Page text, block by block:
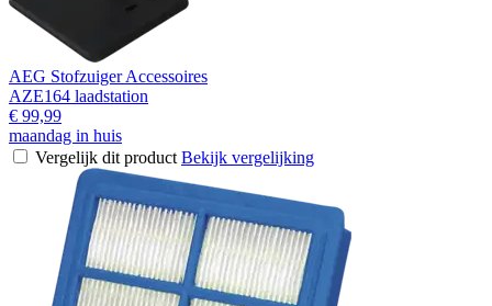
AEG Stofzuiger Accessoires
AZE164 laadstation
€ 99,99
maandag in huis
Vergelijk dit product Bekijk vergelijking